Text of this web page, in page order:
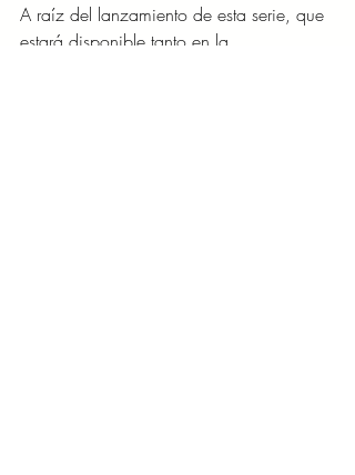
A raíz del lanzamiento de esta serie, que
estará disponible tanto en la